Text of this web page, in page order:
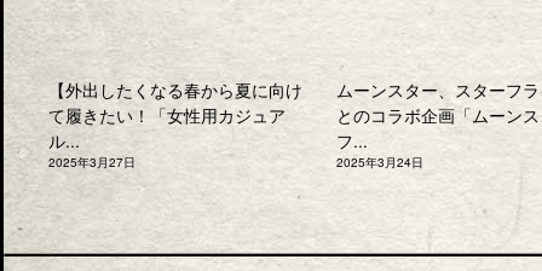
【外出したくなる春から夏に向け
て履きたい！「女性用カジュア
ル...
2025年3月27日
ムーンスター、スターフ
とのコラボ企画「ムーン
フ...
2025年3月24日